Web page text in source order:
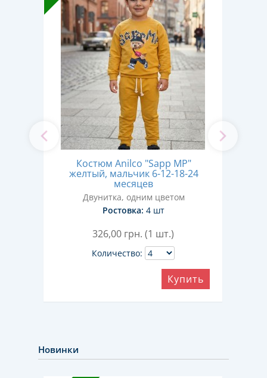
Костюм Anilco "Sapp MP"
желтый, мальчик 6-12-18-24
месяцев
Двунитка, одним цветом
Ростовка: 4 шт
326,00 грн. (1 шт.)
Количество:
Купить
Новинки